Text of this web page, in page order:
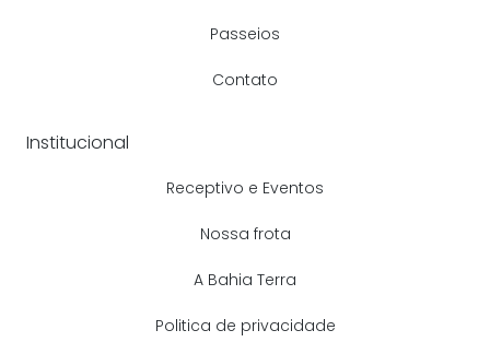
Institucional
Receptivo e Eventos
Nossa frota
A Bahia Terra
Politica de privacidade
Passeios
Contato